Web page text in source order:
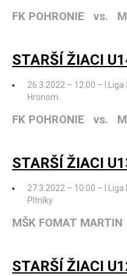
FK POHRONIE vs.
STARŠÍ ŽIACI
26.3.2022 – 12:00 – I.Liga
Hronom.
FK POHRONIE vs.
STARŠÍ ŽIACI
27.3.2022 – 10:00 –
Pltníky.
MŠK FOMAT
STARŠÍ ŽIACI